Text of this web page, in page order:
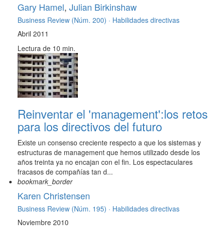
Gary Hamel, Julian Birkinshaw
Business Review (Núm. 200) · Habilidades directivas
Abril 2011
Lectura de 10 min.
Reinventar el 'management':los retos
para los directivos del futuro
Existe un consenso creciente respecto a que los sistemas y
estructuras de management que hemos utilizado desde los
años treinta ya no encajan con el fin. Los espectaculares
fracasos de compañías tan d...
bookmark_border
Karen Christensen
Business Review (Núm. 195) · Habilidades directivas
Noviembre 2010